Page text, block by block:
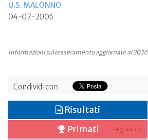
U.S. MALONNO
04-07-2006
Informazioni sul tesseramento aggiornate al 2026
Condividi con
Seguici su:
Risultati
Primati